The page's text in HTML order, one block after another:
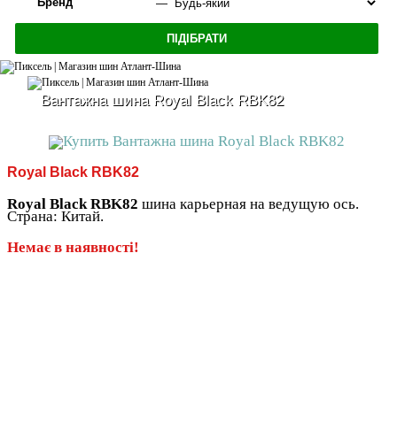
Вантажна шина Royal Black RBK82
Royal Black RBK82
Royal Black RBK82 шина карьерная на ведущую ось.
Страна: Китай.
Немає в наявності!